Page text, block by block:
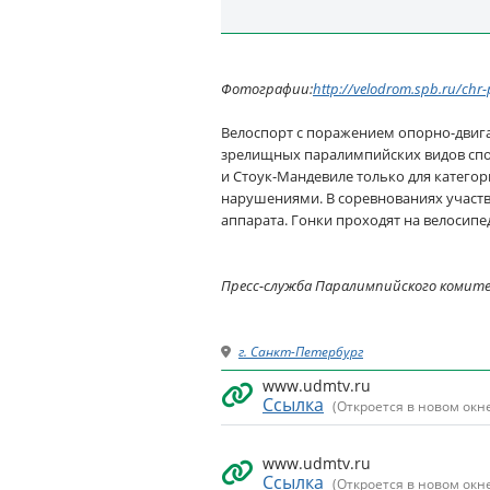
Фотографии:http://velodrom.spb.ru/chr-
Велоспорт с поражением опорно-
зрелищных паралимпийских видов
и Стоук-Мандевиле только для
нарушениями. В соревнованиях
аппарата. Гонки проходят на
Пресс-служба Паралимпийского
г. Санкт-Петербург
www.udmtv.ru
Ссылка (Откроется в новом
www.udmtv.ru
Ссылка (Откроется в новом